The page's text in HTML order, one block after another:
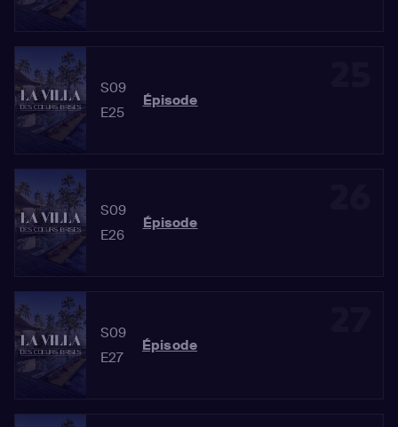
S09
E25
Épisode
S09
E26
Épisode
S09
E27
Épisode